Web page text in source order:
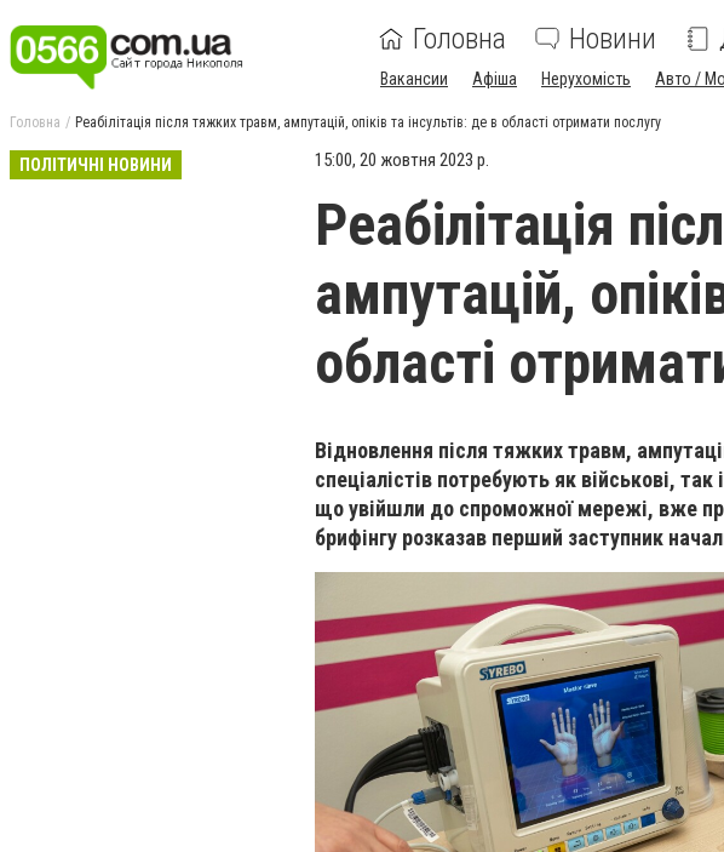
Головна Новини
Вакансии Афіша Нерухомість Авто /
Головна Реабілітація після тяжких травм, ампутацій, опіків та інсультів: де в області отримати послугу
ПОЛІТИЧНІ НОВИНИ 15:00, 20 жовтня 2023 р.
Реабілітація
ампутацій,
області
Відновлення після тяжких травм,
спеціалістів потребують як військові,
що увійшли до спроможної мережі, вже
брифінгу розказав перший заступник